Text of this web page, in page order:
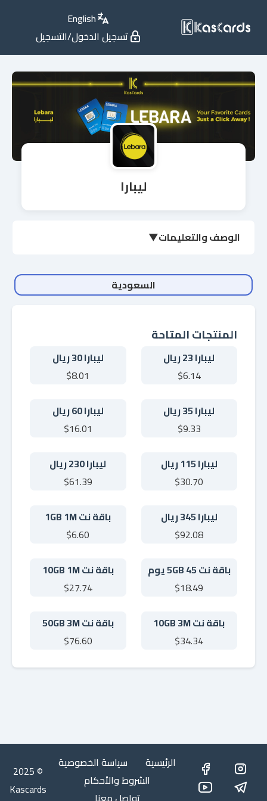
English
تسجيل الدخول/التسجيل
ليبارا
الوصف والتعليمات
السعودية
المنتجات المتاحة
ليبارا 23 ريال
$6.14
ليبارا 30 ريال
$8.01
ليبارا 35 ريال
$9.33
ليبارا 60 ريال
$16.01
ليبارا 115 ريال
$30.70
ليبارا 230 ريال
$61.39
ليبارا 345 ريال
$92.08
باقة نت 1GB 1M
$6.60
باقة نت 5GB 45 يوم
$18.49
باقة نت 10GB 1M
$27.74
باقة نت 10GB 3M
$34.34
باقة نت 50GB 3M
$76.60
الرئيسية
سياسة الخصوصية
الشروط والأحكام
© 2025
Kascards